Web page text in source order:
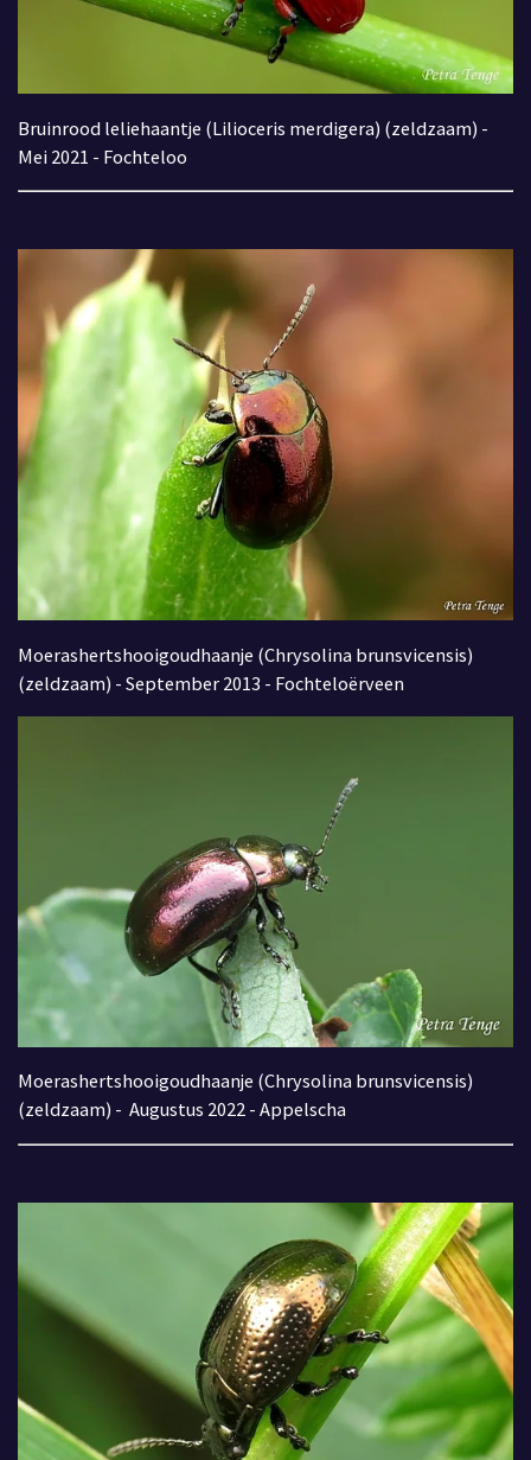
Bruinrood leliehaantje (Lilioceris merdigera) (zeldzaam) -
Mei 2021 - Fochteloo
Moerashertshooigoudhaanje (Chrysolina brunsvicensis)
(zeldzaam) - September 2013 - Fochteloërveen
Moerashertshooigoudhaanje (Chrysolina brunsvicensis)
(zeldzaam) - Augustus 2022 - Appelscha